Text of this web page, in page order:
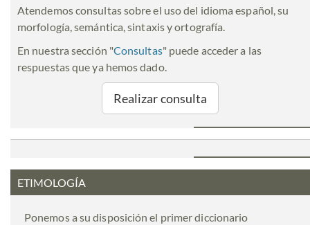
Atendemos consultas sobre el uso del idioma español, su
morfología, semántica, sintaxis y ortografía.
En nuestra sección "Consultas" puede acceder a las
respuestas que ya hemos dado.
Realizar consulta
ETIMOLOGÍA
Ponemos a su disposición el primer diccionario